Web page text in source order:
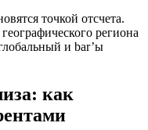
точкой отсчета.
региона
и bar’ы
как